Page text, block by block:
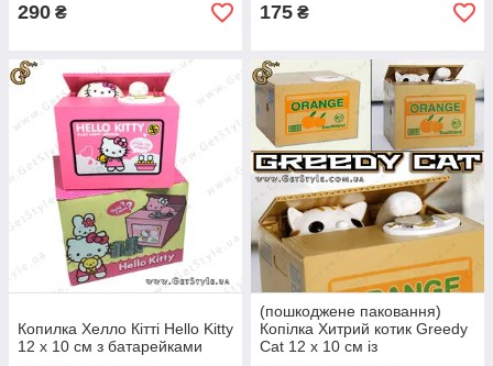
290 ₴ 175 ₴
Копилка Хелло Кітті Hello Kitty
12 х 10 см з батарейками
(пошкоджене паковання)
Копілка Хитрий котик Greedy
Cat 12 х 10 см із